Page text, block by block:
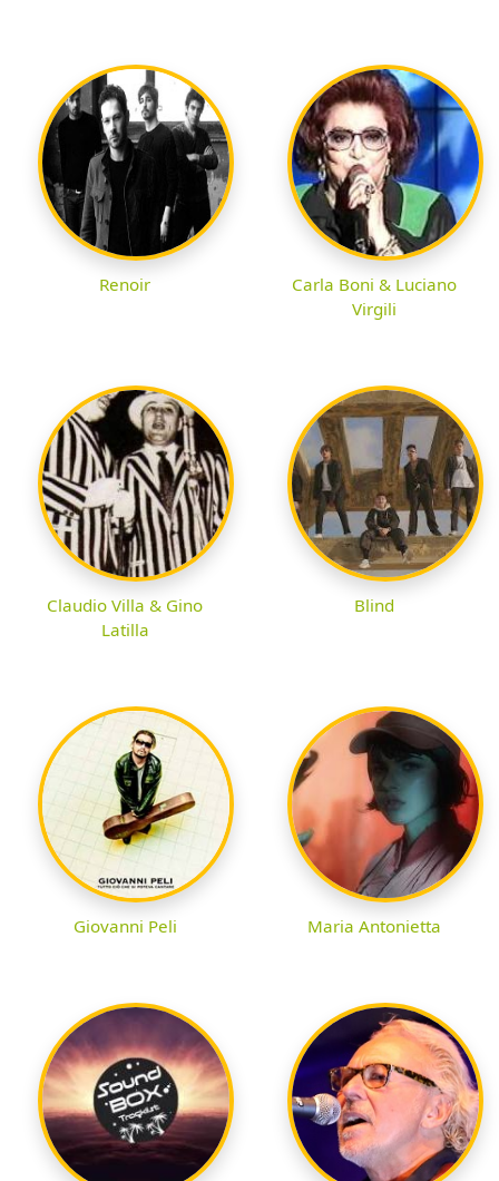
Renoir
Carla Boni & Luciano
Virgili
Claudio Villa & Gino
Latilla
Blind
Giovanni Peli Maria Antonietta